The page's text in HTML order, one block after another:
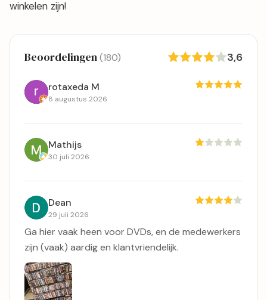
winkelen zijn!
Beoordelingen(180) 3,6
rotaxeda M
8 augustus 2026
Mathijs
30 juli 2026
Dean
29 juli 2026
Ga hier vaak heen voor DVDs, en de medewerkers
zijn (vaak) aardig en klantvriendelijk.